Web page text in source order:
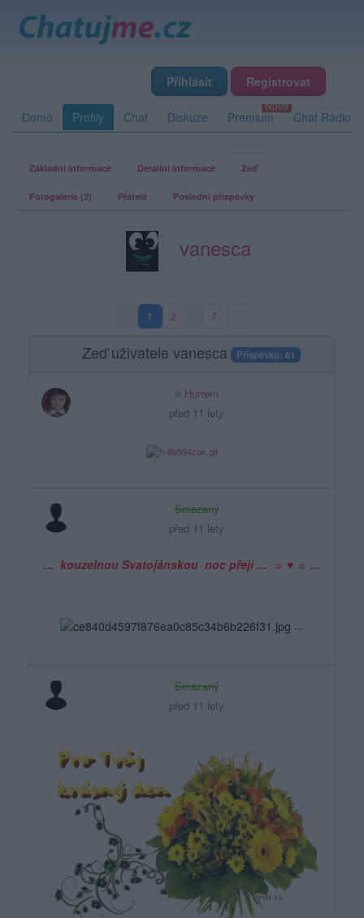
Přihlásit Registrovat
Domů Profily Chat Diskuze Premium Chat Rádio
Základní informace Detailní informace Zeď
Fotogalerie (2) Přátelé Poslední příspěvky
vanesca
1(aktuální strana)
2 7
Zeď uživatele vanesca Příspěvků: 61
Hurrem
před 11 lety
Smazaný
před 11 lety
... kouzelnou Svatojánskou noc přeji ... ☼ ♥ ☼ ...
...
Smazaný
před 11 lety